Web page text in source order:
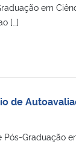
em
[…]
de
Graduação